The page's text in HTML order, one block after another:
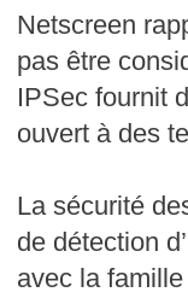
Netscreen
pas être
IPSec fournit
ouvert à des
La sécurité
de détection
avec la